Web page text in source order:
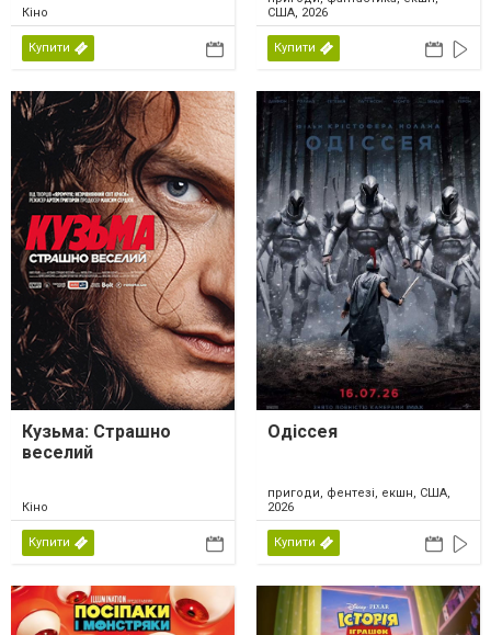
Кіно
Купити
США, 2026
Купити
Кузьма: Страшно
веселий
Кіно
Купити
Одіссея
пригоди, фентезі, екшн, США,
2026
Купити